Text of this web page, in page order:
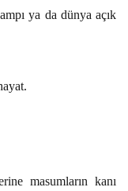
ya da dünya açık
masumların kanı